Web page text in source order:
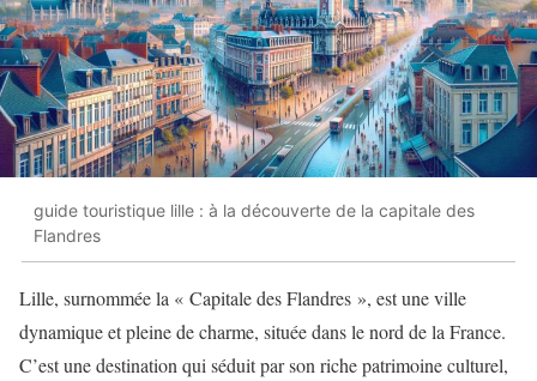
guide touristique lille : à la découverte de la capitale des
Flandres
Lille, surnommée la « Capitale des Flandres », est une ville
dynamique et pleine de charme, située dans le nord de la France.
C’est une destination qui séduit par son riche patrimoine culturel,